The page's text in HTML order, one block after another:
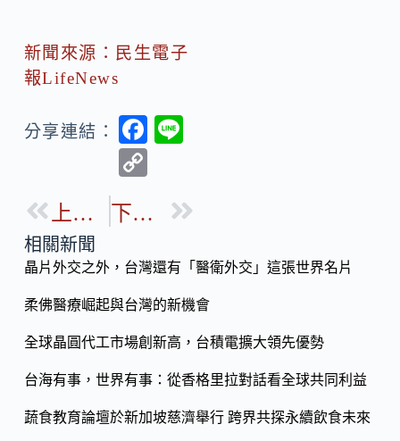
新聞來源：民生電子
報LifeNews
分享連結：
F
b
o
k
p
Li
n
k
上一篇 下一篇
相關新聞
晶片外交之外，台灣還有「醫衛外交」這張世界名片
柔佛醫療崛起與台灣的新機會
全球晶圓代工市場創新高，台積電擴大領先優勢
台海有事，世界有事：從香格里拉對話看全球共同利益
蔬食教育論壇於新加坡慈濟舉行 跨界共探永續飲食未來